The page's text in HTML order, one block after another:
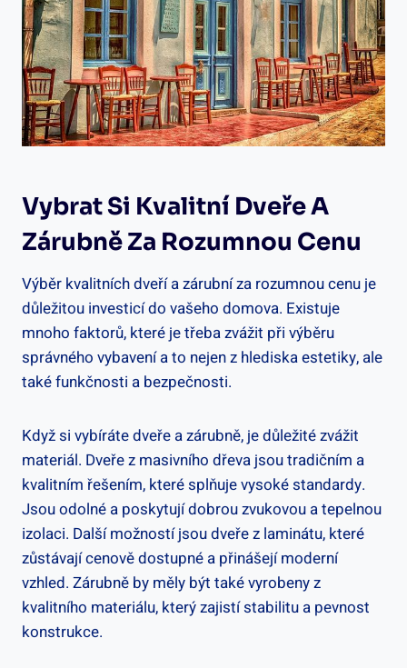
Vybrat Si Kvalitní Dveře A
Zárubně Za Rozumnou Cenu
Výběr kvalitních dveří a zárubní za rozumnou cenu je
důležitou investicí do vašeho domova. Existuje
mnoho faktorů, které je třeba zvážit při výběru
správného vybavení a to nejen z hlediska estetiky, ale
také funkčnosti a bezpečnosti.
Když si vybíráte dveře a zárubně, je důležité zvážit
materiál. Dveře z masivního dřeva jsou tradičním a
kvalitním řešením, které splňuje vysoké standardy.
Jsou odolné a poskytují dobrou zvukovou a tepelnou
izolaci. Další možností jsou dveře z laminátu, které
zůstávají cenově dostupné a přinášejí moderní
vzhled. Zárubně by měly být také vyrobeny z
kvalitního materiálu, který zajistí stabilitu a pevnost
konstrukce.